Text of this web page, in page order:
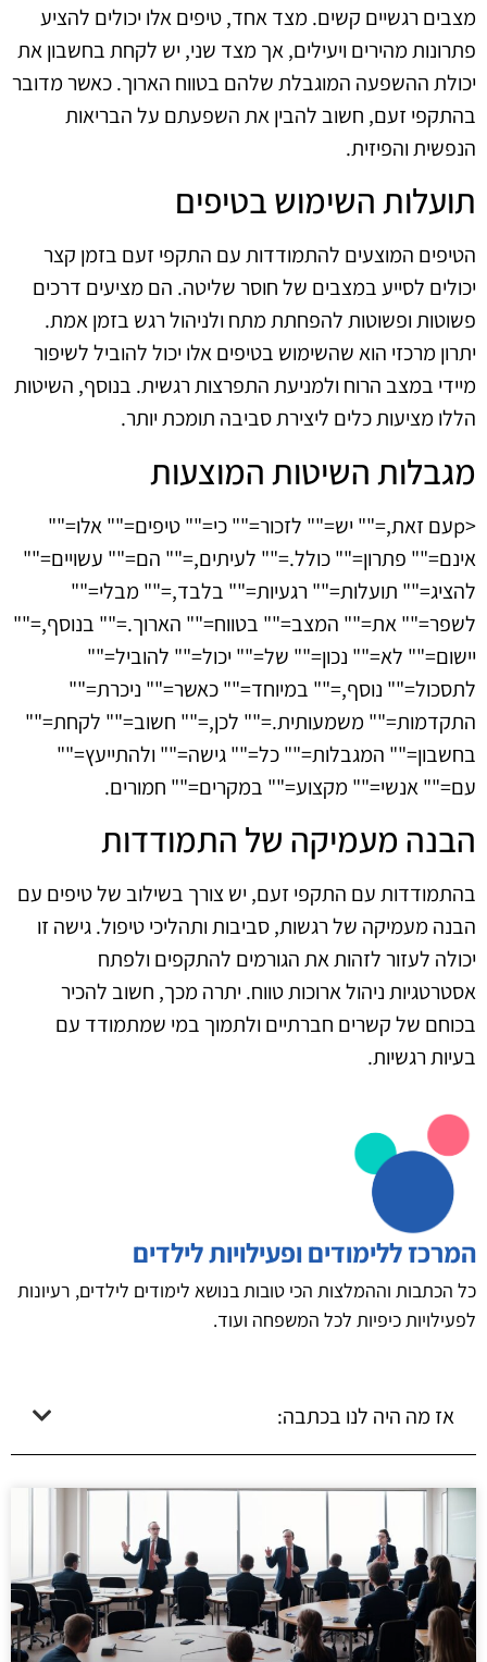
מצבים רגשיים קשים. מצד אחד, טיפים אלו יכולים להציע
פתרונות מהירים ויעילים, אך מצד שני, יש לקחת בחשבון את
יכולת ההשפעה המוגבלת שלהם בטווח הארוך. כאשר מדובר
בהתקפי זעם, חשוב להבין את השפעתם על הבריאות
הנפשית והפיזית.
תועלות השימוש בטיפים
הטיפים המוצעים להתמודדות עם התקפי זעם בזמן קצר
יכולים לסייע במצבים של חוסר שליטה. הם מציעים דרכים
פשוטות ופשוטות להפחתת מתח ולניהול רגש בזמן אמת.
יתרון מרכזי הוא שהשימוש בטיפים אלו יכול להוביל לשיפור
מיידי במצב הרוח ולמניעת התפרצות רגשית. בנוסף, השיטות
הללו מציעות כלים ליצירת סביבה תומכת יותר.
מגבלות השיטות המוצעות
<pעם זאת,="" יש="" לזכור="" כי="" טיפים="" אלו=""
אינם="" פתרון="" כולל.="" לעיתים,="" הם="" עשויים=""
להציג="" תועלות="" רגעיות="" בלבד,="" מבלי=""
לשפר="" את="" המצב="" בטווח="" הארוך.="" בנוסף,=""
יישום="" לא="" נכון="" של="" יכול="" להוביל=""
לתסכול="" נוסף,="" במיוחד="" כאשר="" ניכרת=""
התקדמות="" משמעותית.="" לכן,="" חשוב="" לקחת=""
בחשבון="" המגבלות="" כל="" גישה="" ולהתייעץ=""
עם="" אנשי="" מקצוע="" במקרים="" חמורים.
הבנה מעמיקה של התמודדות
בהתמודדות עם התקפי זעם, יש צורך בשילוב של טיפים עם
הבנה מעמיקה של רגשות, סביבות ותהליכי טיפול. גישה זו
יכולה לעזור לזהות את הגורמים להתקפים ולפתח
אסטרטגיות ניהול ארוכות טווח. יתרה מכך, חשוב להכיר
בכוחם של קשרים חברתיים ולתמוך במי שמתמודד עם
בעיות רגשיות.
המרכז ללימודים ופעילויות לילדים
כל הכתבות וההמלצות הכי טובות בנושא לימודים לילדים, רעיונות
לפעילויות כיפיות לכל המשפחה ועוד.
אז מה היה לנו בכתבה: